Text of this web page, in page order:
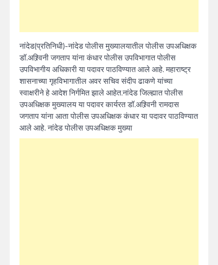
नांदेड(प्रतिनिधी)-नांदेड पोलीस मुख्यालयातील पोलीस उपअधिक्षक
डॉ.अश्र्विनी जगताप यांना कंधार पोलीस उपविभागात पोलीस
उपविभागीय अधिकारी या पदावर पाठविण्यात आले आहे. महाराष्ट्र
शासनाच्या गृहविभागातील अवर सचिव संदीप ढाकणे यांच्या
स्वाक्षरीने हे आदेश निर्गमित झाले आहेत.नांदेड जिल्ह्यात पोलीस
उपअधिक्षक मुख्यालय या पदावर कार्यरत डॉ.अश्र्विनी रामदास
जगताप यांना आता पोलीस उपअधिक्षक कंधार या पदावर पाठविण्यात
आले आहे. नांदेड पोलीस उपअधिक्षक मुख्या